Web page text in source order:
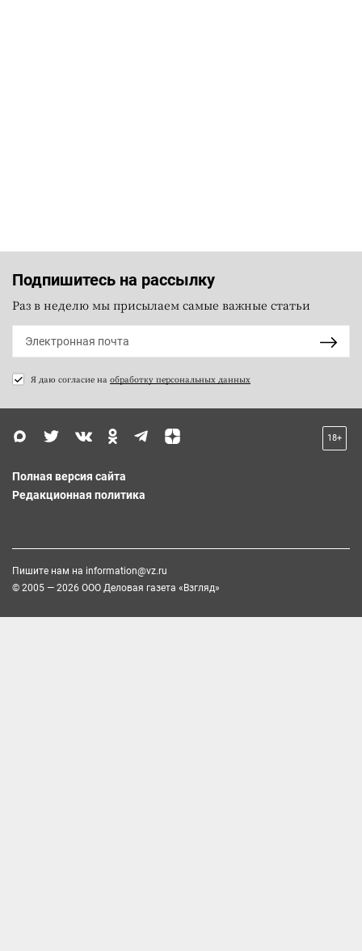
Подпишитесь на рассылку
Раз в неделю мы присылаем самые важные статьи
Я даю согласие на обработку персональных данных
18+
Полная версия сайта
Редакционная политика
Пишите нам на information@vz.ru
© 2005 — 2026 ООО Деловая газета «Взгляд»